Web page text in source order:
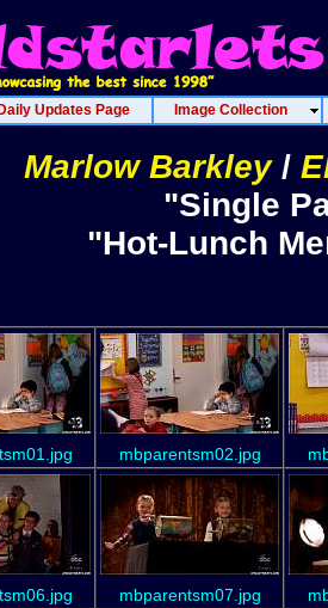
Daily Updates Page Image Collection
Marlow Barkley/
"Single
"Hot-Lunch
mbparentsm02.jpg
mbparentsm07.jpg